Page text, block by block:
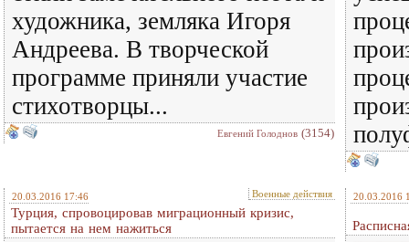
художника, земляка Игоря
Андреева. В творческой
программе приняли участие
стихотворцы...
Евгений Голоднов (3154)
20.03.2016 17:46 Военные действия
Турция, спровоцировав миграционный кризис,
пытается на нем нажиться
20.03.2016